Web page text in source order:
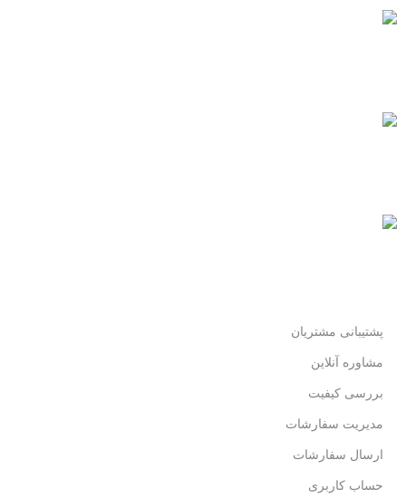
پشتیبانی مشتریان
مشاوره آنلاین
بررسی کیفیت
مدیریت سفارشات
ارسال سفارشات
حساب کاربری